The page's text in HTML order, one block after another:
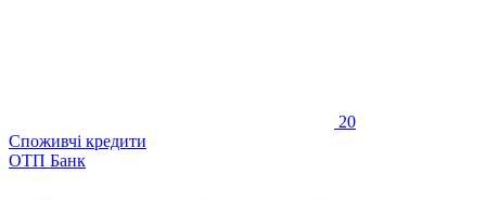
20
Споживчі кредити
ОТП Банк